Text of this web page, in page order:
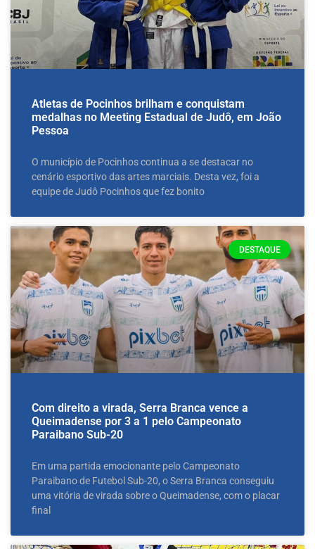
Atletas de Pocinhos brilham e conquistam
medalhas no Meeting Estadual de Judô, em João
Pessoa
O município de Pocinhos continua a se destacar no
cenário esportivo das artes marciais. Desta vez, foi a
equipe de Judô Pocinhos que fez bonito
DESTAQUE
Com direito a virada, Serra Branca vence a
Queimadense por 3 a 1 pelo Campeonato
Paraibano Sub-20
Em uma partida emocionante pelo Campeonato
Paraibano de Futebol Sub-20, o Serra Branca conseguiu
uma vitória de virada sobre o Queimadense, com o placar
final